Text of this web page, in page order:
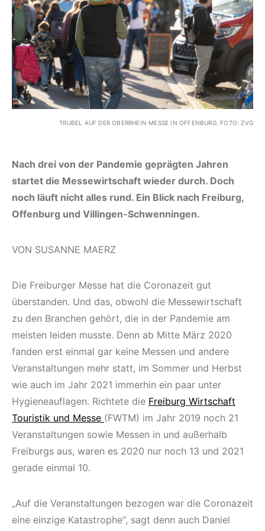
TRUBEL AUF DER OBERRHEIN MESSE IN OFFENBURG. FOTO: ZVG
Nach drei von der Pandemie geprägten Jahren
startet die Messewirtschaft wieder durch. Doch
noch läuft nicht alles rund. Ein Blick nach Freiburg,
Offenburg und Villingen-Schwenningen.
VON SUSANNE MAERZ
Die Freiburger Messe hat die Coronazeit gut
überstanden. Und das, obwohl die Messewirtschaft
zu den Branchen gehört, die in der Pandemie am
meisten leiden musste. Denn ab Mitte März 2020
fanden erst einmal gar keine Messen und andere
Veranstaltungen mehr statt, im Sommer und Herbst
wie auch im Jahr 2021 immerhin ein paar unter
Hygieneauflagen. Richtete die Freiburg Wirtschaft
Touristik und Messe (FWTM) im Jahr 2019 noch 21
Veranstaltungen sowie Messen in und außerhalb
Freiburgs aus, waren es 2020 nur noch 13 und 2021
gerade einmal 10.
„Auf die Veranstaltungen bezogen war die Coronazeit
eine einzige Katastrophe“, sagt denn auch Daniel